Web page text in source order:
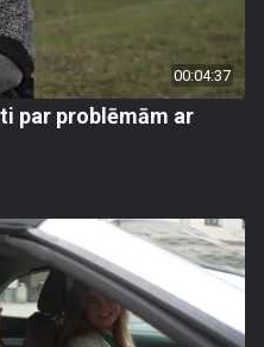
00:04:37
par problēmām ar